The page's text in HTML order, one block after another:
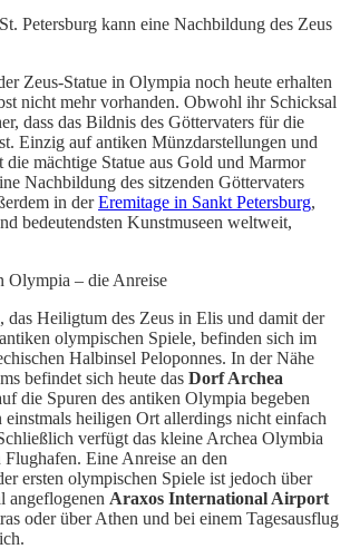
Petersburg kann eine Nachbildung des Zeus
Zeus-Statue in Olympia noch heute erhalten
nicht mehr vorhanden. Obwohl ihr Schicksal
dass das Bildnis des Göttervaters für die
Einzig auf antiken Münzdarstellungen und
die mächtige Statue aus Gold und Marmor
Nachbildung des sitzenden Göttervaters
in derEremitage in Sankt Petersburg,
bedeutendsten Kunstmuseen weltweit,
Olympia – die Anreise
das Heiligtum des Zeus in Elis und damit der
olympischen Spiele, befinden sich im
Halbinsel Peloponnes. In der Nähe
befindet sich heute das Dorf Archea
die Spuren des antiken Olympia begeben
einstmals heiligen Ort allerdings nicht einfach
verfügt das kleine Archea Olymbia
Eine Anreise an den
ersten olympischen Spiele ist jedoch über
angeflogenen Araxos International Airport
oder über Athen und bei einem Tagesausflug